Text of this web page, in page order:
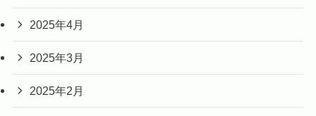
2025年4月
2025年3月
2025年2月